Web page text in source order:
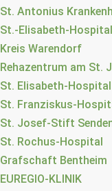
St. Antonius
St.-Elisabeth-Hospital
Kreis Warendorf
Rehazentrum am St.
St. Elisabeth-Hospital
St. Franziskus-
St. Josef-Stift
St. Rochus-Hospital
Grafschaft Bentheim
EUREGIO-KLINIK